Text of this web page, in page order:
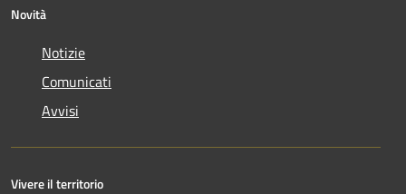
Novità
Notizie
Comunicati
Avvisi
Vivere il territorio